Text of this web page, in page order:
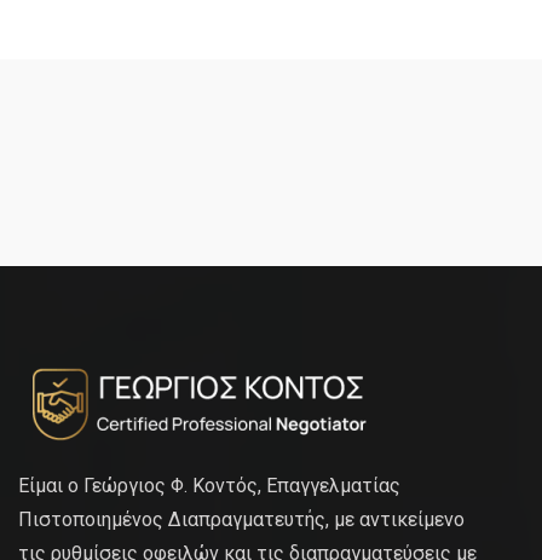
Είμαι ο Γεώργιος Φ. Κοντός, Επαγγελματίας
Πιστοποιημένος Διαπραγματευτής, με αντικείμενο
τις ρυθμίσεις οφειλών και τις διαπραγματεύσεις με